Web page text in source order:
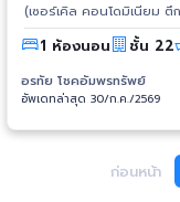
(เซอร์เคิล คอนโดมิเนียม ตึ
Airport Rail Link มักกะสัน 💰 ขายเพียง 4.8 ล้านบาท (ต่อรองได้) 📑 ค่าโ
คนละครึ่ง (50/50) ✨ รายละเอียดห้อง • ขนาด 44.09 ตร.ม. • ชั้น 22 วิวเมือง
สวย • 1 ห้องนอน | 1 ห้อง
พร้อมเข้าอยู่ 🎁 แถมฟรี ✅ เตียง Queen Size + ตู้เสื้อผ้า ✅ โซฟา + ทีวี ✅ ตู้
เย็น + ไมโครเวฟ ✅ เครื่องป
อำนวยความสะดวกครบ •
รับ-ส่ง BTS / MRT •
1 ห้องนอน ชั้น 22
อรทัย โชคอัมพรทรัพย์
อัพเดทล่าสุด 30/ก.ค./2569
ก่อนหน้า